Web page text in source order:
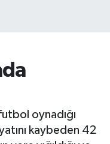
oynadığı
kaybeden 42